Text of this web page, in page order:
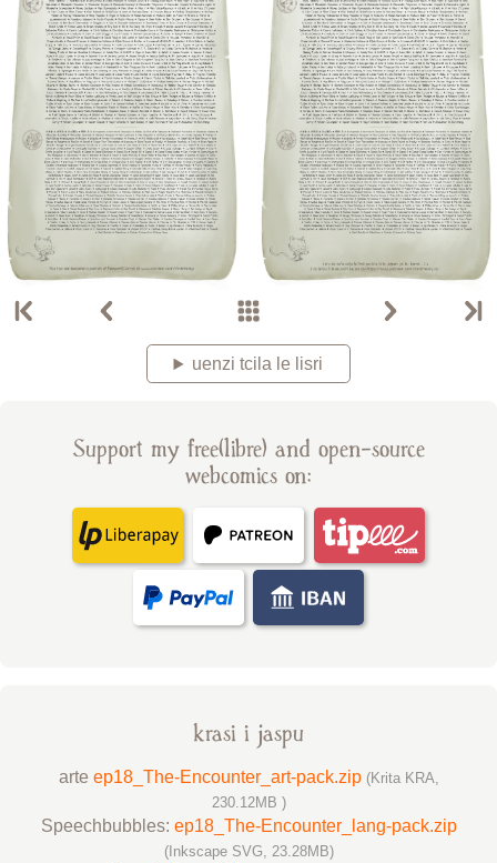
uenzi tcila le lisri
Support my free(libre) and open-source
webcomics on:
krasi i jaspu
arte ep18_The-Encounter_art-pack.zip (Krita KRA,
230.12MB )
Speechbubbles: ep18_The-Encounter_lang-pack.zip
(Inkscape SVG, 23.28MB)